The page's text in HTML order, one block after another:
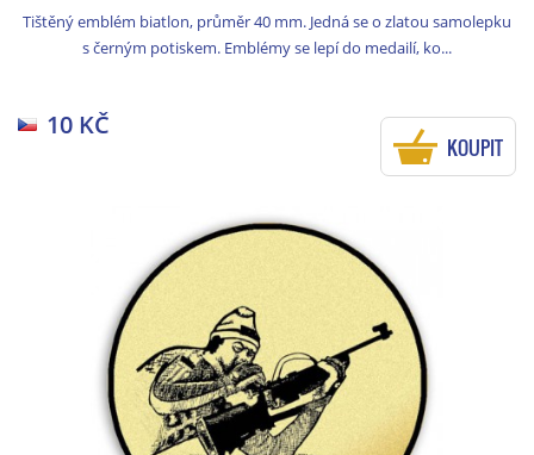
Tištěný emblém biatlon, průměr 40 mm. Jedná se o zlatou samolepku
s černým potiskem. Emblémy se lepí do medailí, ko...
10 KČ
KOUPIT